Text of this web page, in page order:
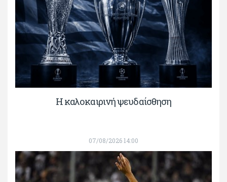
Η καλοκαιρινή ψευδαίσθηση
07/08/2026 14:00